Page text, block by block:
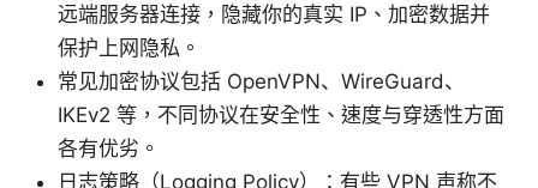
远端服务器连接，隐藏你的真实 IP、加密数据并
保护上网隐私。
常见加密协议包括 OpenVPN、WireGuard、
IKEv2 等，不同协议在安全性、速度与穿透性方面
各有优劣。
日志策略（Logging Policy）：有些 VPN 声称不